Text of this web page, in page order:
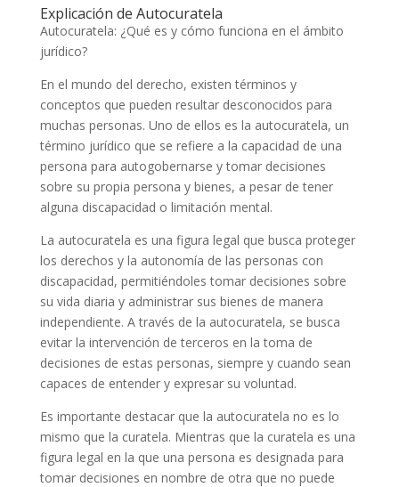
Explicación de Autocuratela
Autocuratela: ¿Qué es y cómo funciona en el ámbito
jurídico?
En el mundo del derecho, existen términos y
conceptos que pueden resultar desconocidos para
muchas personas. Uno de ellos es la autocuratela, un
término jurídico que se refiere a la capacidad de una
persona para autogobernarse y tomar decisiones
sobre su propia persona y bienes, a pesar de tener
alguna discapacidad o limitación mental.
La autocuratela es una figura legal que busca proteger
los derechos y la autonomía de las personas con
discapacidad, permitiéndoles tomar decisiones sobre
su vida diaria y administrar sus bienes de manera
independiente. A través de la autocuratela, se busca
evitar la intervención de terceros en la toma de
decisiones de estas personas, siempre y cuando sean
capaces de entender y expresar su voluntad.
Es importante destacar que la autocuratela no es lo
mismo que la curatela. Mientras que la curatela es una
figura legal en la que una persona es designada para
tomar decisiones en nombre de otra que no puede